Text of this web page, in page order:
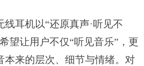
线耳机以“还原真声·听见不
望让用户不仅“听见音乐”，更
本来的层次、细节与情绪。对